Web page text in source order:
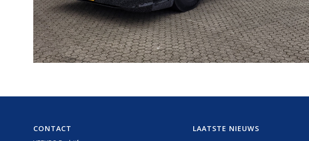
CONTACT LAATSTE NIEUWS